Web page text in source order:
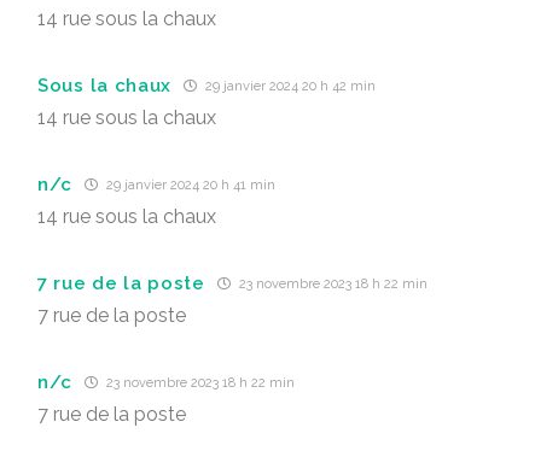
14 rue sous la chaux
Sous la chaux 29 janvier 2024 20 h 42 min
14 rue sous la chaux
n/c 29 janvier 2024 20 h 41 min
14 rue sous la chaux
7 rue de la poste 23 novembre 2023 18 h 22 min
7 rue de la poste
n/c 23 novembre 2023 18 h 22 min
7 rue de la poste